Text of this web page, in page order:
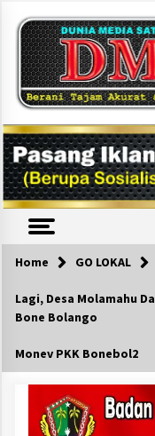
content
Home GO LOKAL
Lagi, Desa Molamahu
Bone Bolango
Monev PKK Bonebol2